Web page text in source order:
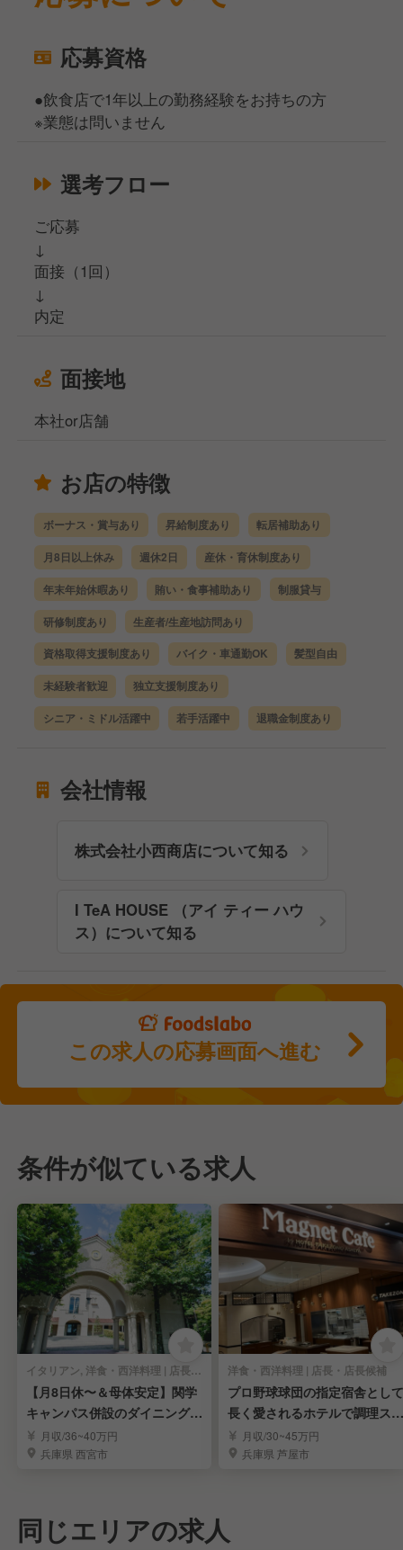
応募資格
●飲食店で1年以上の勤務経験をお持ちの方
※業態は問いません
選考フロー
ご応募
↓
面接（1回）
↓
内定
面接地
本社or店舗
お店の特徴
ボーナス・賞与あり 昇給制度あり 転居補助あり
月8日以上休み 週休2日 産休・育休制度あり
年末年始休暇あり 賄い・食事補助あり 制服貸与
研修制度あり 生産者/生産地訪問あり
資格取得支援制度あり バイク・車通勤OK 髪型自由
未経験者歓迎 独立支援制度あり
シニア・ミドル活躍中 若手活躍中 退職金制度あり
会社情報
株式会社小西商店について知る
I TeA HOUSE （アイ ティー ハウ
ス）について知る
この求人の応募画面へ進む
条件が似ている求人
イタリアン, 洋食・西洋料理 | 店長・店長候補
【月8日休〜＆母体安定】関学
キャンパス併設のダイニング／
宴会マネージャー
月収/36~40万円
兵庫県 西宮市
洋食・西洋料理 | 店長・店長候補
プロ野球球団の指定宿舎として
長く愛されるホテルで調理スキ
ルを磨きませんか
月収/30~45万円
兵庫県 芦屋市
同じエリアの求人